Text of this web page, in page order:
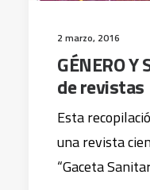
2 marzo, 2016
GÉNERO Y
de revistas
Esta
una revista
“Gaceta